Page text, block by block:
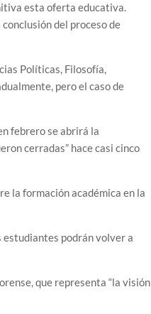
esta oferta educativa.
del proceso de
Políticas, Filosofía,
pero el caso de
febrero se abrirá la
cerradas” hace casi cinco
la formación académica en la
podrán volver a
que representa “la visión